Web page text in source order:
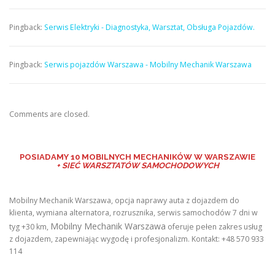
Pingback: Serwis Elektryki - Diagnostyka, Warsztat, Obsługa Pojazdów.
Pingback: Serwis pojazdów Warszawa - Mobilny Mechanik Warszawa
Comments are closed.
POSIADAMY 10 MOBILNYCH MECHANIKÓW W WARSZAWIE
+ SIEĆ WARSZTATÓW SAMOCHODOWYCH
Mobilny Mechanik Warszawa, opcja naprawy auta z dojazdem do
klienta, wymiana alternatora, rozrusznika, serwis samochodów 7 dni w
tyg +30 km, Mobilny Mechanik Warszawa oferuje pełen zakres usług
z dojazdem, zapewniając wygodę i profesjonalizm. Kontakt: +48 570 933
114